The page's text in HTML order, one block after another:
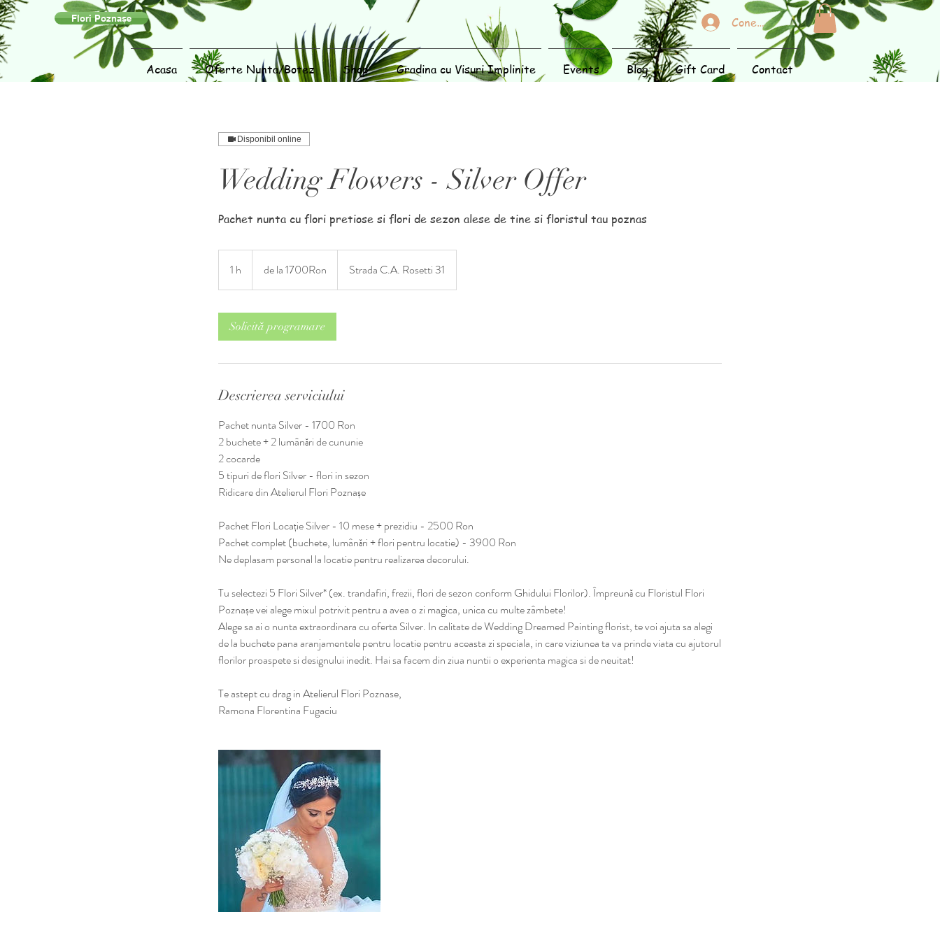
Flori Poznașe Conectează-te
Acasa Oferte Nunta/Botez Shop Gradina cu Visuri Implinite Events Blog Gift Card Contact
Disponibil online
Wedding Flowers - Silver Offer
Pachet nunta cu flori pretiose si flori de sezon alese de tine si floristul tau poznas
1 h
1700Ron
de la 1700Ron Strada C.A. Rosetti 31
Solicită programare
Descrierea serviciului
Pachet nunta Silver - 1700 Ron
2 buchete + 2 lumânări de cununie
2 cocarde
5 tipuri de flori Silver - flori in sezon
Ridicare din Atelierul Flori Poznașe
Pachet Flori Locație Silver - 10 mese + prezidiu - 2500 Ron
Pachet complet (buchete, lumânări + flori pentru locatie) - 3900 Ron
Ne deplasam personal la locatie pentru realizarea decorului.
Tu selectezi 5 Flori Silver* (ex. trandafiri, frezii, flori de sezon conform Ghidului Florilor). Împreună cu Floristul Flori
Poznașe vei alege mixul potrivit pentru a avea o zi magica, unica cu multe zâmbete!
Alege sa ai o nunta extraordinara cu oferta Silver. In calitate de Wedding Dreamed Painting florist, te voi ajuta sa alegi
de la buchete pana aranjamentele pentru locatie pentru aceasta zi speciala, in care viziunea ta va prinde viata cu ajutorul
florilor proaspete si designului inedit. Hai sa facem din ziua nuntii o experienta magica si de neuitat!
Te astept cu drag in Atelierul Flori Poznase,
Ramona Florentina Fugaciu